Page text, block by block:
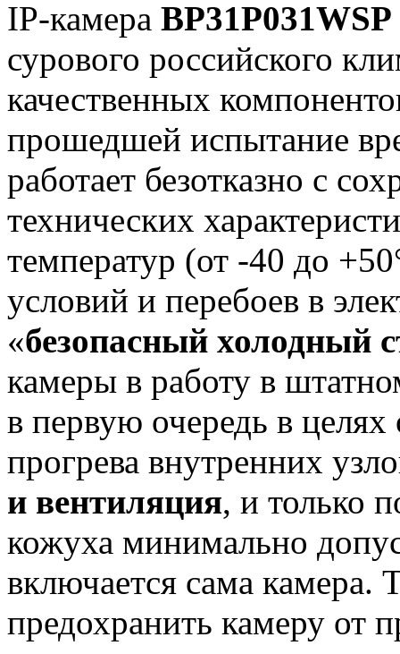
IP-камера BP31P031WSP
сурового российского
качественных
прошедшей испытание
работает безотказно с
технических
температур (от -40 до
условий и перебоев в
«безопасный холодный
камеры в работу в
в первую очередь в целях
прогрева внутренних
и вентиляция, и только
кожуха минимально
включается сама камера.
предохранить камеру от